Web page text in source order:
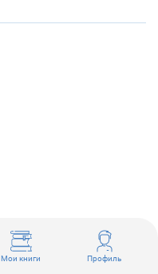
Силыч Новиков-
Бунин «Генрих»;
Мои книги Профиль